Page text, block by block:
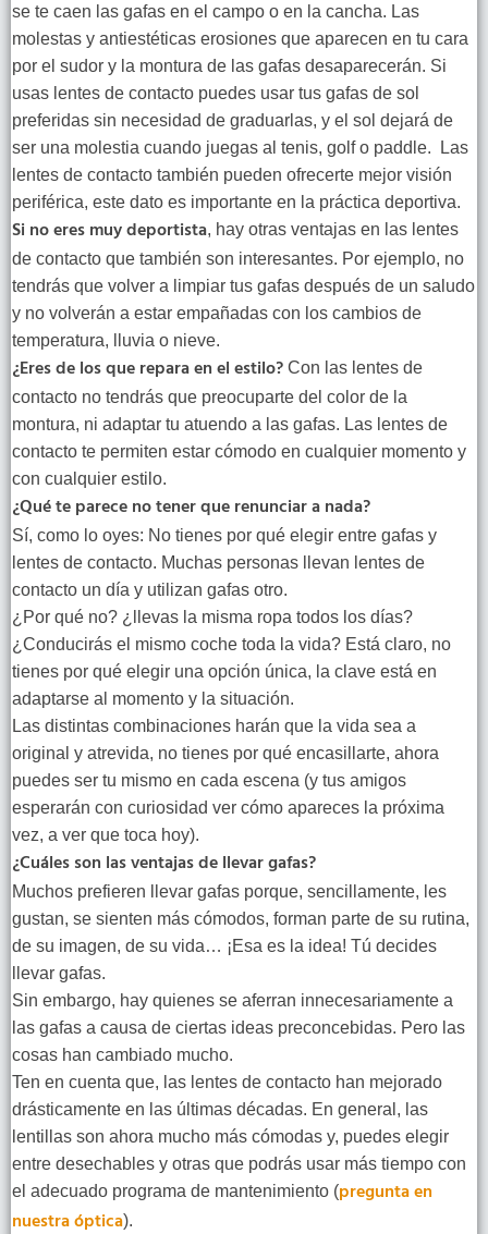
se te caen las gafas en el campo o en la cancha. Las
molestas y antiestéticas erosiones que aparecen en tu cara
por el sudor y la montura de las gafas desaparecerán. Si
usas lentes de contacto puedes usar tus gafas de sol
preferidas sin necesidad de graduarlas, y el sol dejará de
ser una molestia cuando juegas al tenis, golf o paddle. Las
lentes de contacto también pueden ofrecerte mejor visión
periférica, este dato es importante en la práctica deportiva.
Si no eres muy deportista, hay otras ventajas en las lentes
de contacto que también son interesantes. Por ejemplo, no
tendrás que volver a limpiar tus gafas después de un saludo
y no volverán a estar empañadas con los cambios de
temperatura, lluvia o nieve.
¿Eres de los que repara en el estilo? Con las lentes de
contacto no tendrás que preocuparte del color de la
montura, ni adaptar tu atuendo a las gafas. Las lentes de
contacto te permiten estar cómodo en cualquier momento y
con cualquier estilo.
¿Qué te parece no tener que renunciar a nada?
Sí, como lo oyes: No tienes por qué elegir entre gafas y
lentes de contacto. Muchas personas llevan lentes de
contacto un día y utilizan gafas otro.
¿Por qué no? ¿llevas la misma ropa todos los días?
¿Conducirás el mismo coche toda la vida? Está claro, no
tienes por qué elegir una opción única, la clave está en
adaptarse al momento y la situación.
Las distintas combinaciones harán que la vida sea a
original y atrevida, no tienes por qué encasillarte, ahora
puedes ser tu mismo en cada escena (y tus amigos
esperarán con curiosidad ver cómo apareces la próxima
vez, a ver que toca hoy).
¿Cuáles son las ventajas de llevar gafas?
Muchos prefieren llevar gafas porque, sencillamente, les
gustan, se sienten más cómodos, forman parte de su rutina,
de su imagen, de su vida… ¡Esa es la idea! Tú decides
llevar gafas.
Sin embargo, hay quienes se aferran innecesariamente a
las gafas a causa de ciertas ideas preconcebidas. Pero las
cosas han cambiado mucho.
Ten en cuenta que, las lentes de contacto han mejorado
drásticamente en las últimas décadas. En general, las
lentillas son ahora mucho más cómodas y, puedes elegir
entre desechables y otras que podrás usar más tiempo con
el adecuado programa de mantenimiento (pregunta en
nuestra óptica).